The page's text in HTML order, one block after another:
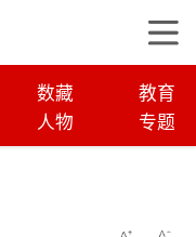
数藏
教育
人物 专题